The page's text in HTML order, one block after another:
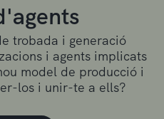
trobada i generació
i agents implicats
model de producció i
los i unir-te a ells?